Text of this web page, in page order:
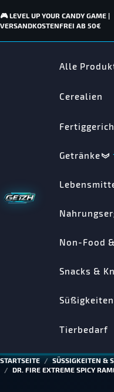
🎮 LEVEL UP YOUR CANDY GAME |
VERSANDKOSTENFREI AB 50€
Alle
Cerealien
Getränke
Non-Food
Snacks &
Tierbedarf
STARTSEITE
SÜSSIGKEITEN &
DR. FIRE EXTREME SPICY